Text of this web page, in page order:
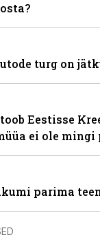
turg on
Eestisse
ei ole mingi
parima